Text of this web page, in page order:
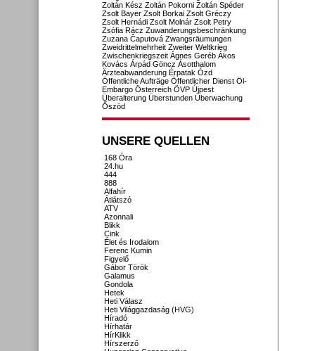
Zoltán Kész Zoltán Pokorni Zoltán Spéder
Zsolt Bayer Zsolt Borkai Zsolt Gréczy
Zsolt Hernádi Zsolt Molnár Zsolt Petry
Zsófia Rácz Zuwanderungsbeschränkung
Zuzana Čaputová Zwangsräumungen
Zweidrittelmehrheit Zweiter Weltkrieg
Zwischenkriegszeit Ágnes Geréb Ákos
Kovács Árpád Göncz Ásotthalom
Ärzteabwanderung Érpatak Ózd
Öffentliche Aufträge Öffentlicher Dienst Öl-
Embargo Österreich ÖVP Újpest
Überalterung Überstunden Überwachung
Őszöd
UNSERE QUELLEN
168 Óra
24.hu
444
888
Alfahír
Átlátszó
ATV
Azonnali
Blikk
Cink
Élet és Irodalom
Ferenc Kumin
Figyelő
Gábor Török
Galamus
Gondola
Hetek
Heti Válasz
Heti Világgazdaság (HVG)
Híradó
Hírhatár
HírKlikk
Hírszerző